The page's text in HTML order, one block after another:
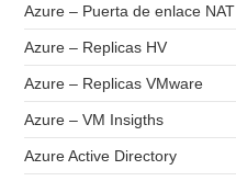
Azure – Puerta de enlace NAT
Azure – Replicas HV
Azure – Replicas VMware
Azure – VM Insigths
Azure Active Directory